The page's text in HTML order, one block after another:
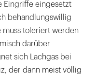
Eingriffe eingesetzt
behandlungswillig
muss toleriert werden
darüber
sich Lachgas bei
der dann meist völlig